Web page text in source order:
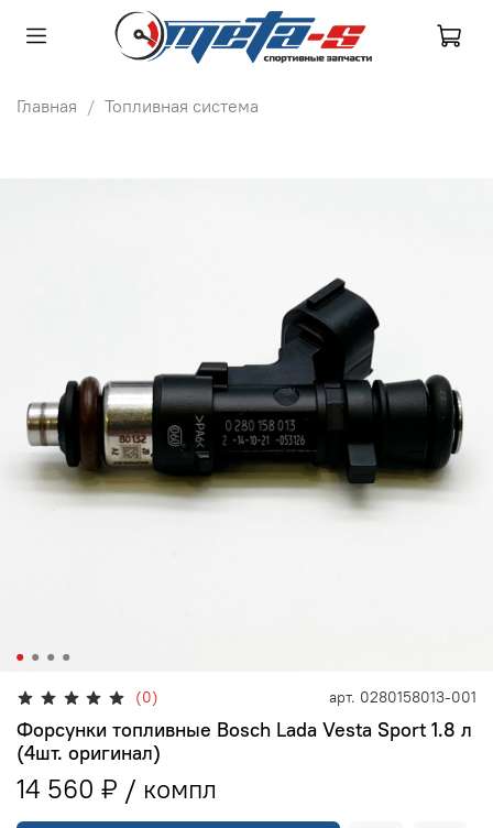
Главная Топливная система
(0) арт. 0280158013-001
Форсунки топливные Bosch Lada Vesta Sport 1.8 л
(4шт. оригинал)
14 560 ₽